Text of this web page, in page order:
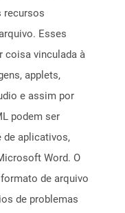
recursos
Esses
coisa vinculada à
applets,
e assim por
podem ser
de aplicativos,
Word. O
de arquivo
de problemas